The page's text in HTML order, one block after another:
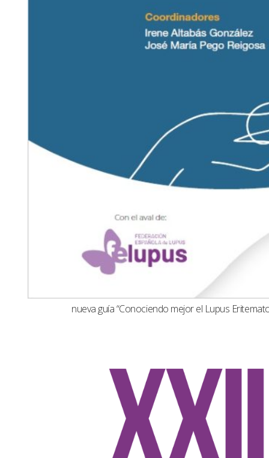
nueva guía “Conociendo mejor el Lupus